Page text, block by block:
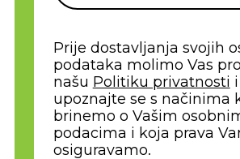
Prije dostavljanja svojih
podataka molimo Vas
našu Politiku privatnosti i
upoznajte se s načinima
brinemo o Vašim
podacima i koja prava
osiguravamo.